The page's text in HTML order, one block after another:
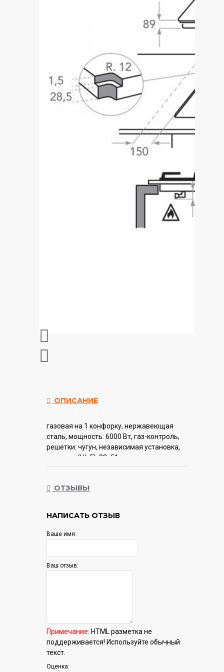
ОПИСАНИЕ
газовая на 1 конфорку, нержавеющая
сталь, мощность: 6000 Вт, газ-контроль,
решетки: чугун, независимая установка,
размеры (ШхГ): 38x51 см
ОТЗЫВЫ
НАПИСАТЬ ОТЗЫВ
Ваше имя:
Ваш отзыв:
Примечание: HTML разметка не
поддерживается! Используйте обычный
текст.
Оценка: